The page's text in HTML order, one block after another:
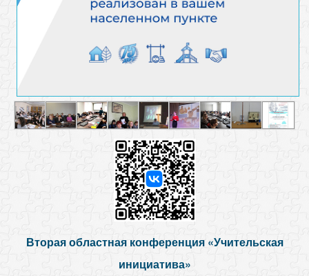
Вторая областная конференция «Учительская
инициатива»